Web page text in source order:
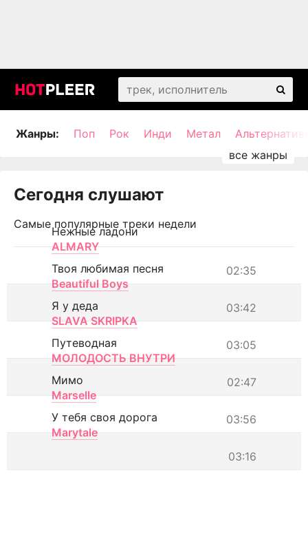
Жанры: Поп Рок Инди Метал
Сегодня слушают
Самые популярные треки недели
Нежные ладони
ALMARY
02:35
Твоя любимая песня
Beautiful Boys
03:42
Я у деда
SLAVA SKRIPKA
03:05
Путеводная
МОЛОДОСТЬ ВНУТРИ
02:47
Мимо
Marselle
03:56
У тебя своя дорога
Marytale
03:16